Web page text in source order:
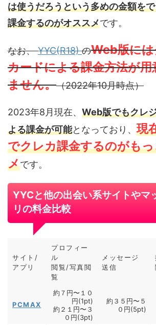
は使うだろうという多めの金額を
課金するのがオススメです。
なお、YYC(R18)のWeb版に
カードによる課金方法が
ません。（2022年10月時点）
2023年8月現在、 Web版でもクレ
よる課金が可能となっており、現
でクレカ課金するのがも
メです。
YYCと他の出会い系サイトやマ
リの料金比較
サイト/
アプリ
プロフィー
ル
閲覧/写真閲
覧
メッセージ
送信
PCMAX
約７円〜１０
円(1pt)
約２１円〜３
０円(3pt)
約３５円〜５
０円(5pt)